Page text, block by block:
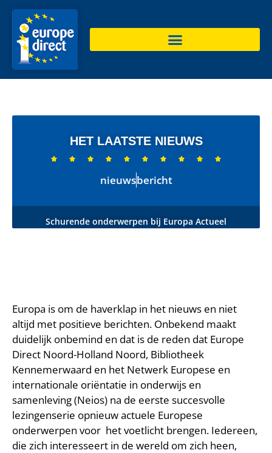
HET LAATSTE NIEUWS
         
nieuwsbericht
Schurende onderwerpen bij Europa Actueel
Europa is om de haverklap in het nieuws en niet
altijd met positieve berichten. Onbekend maakt
duidelijk onbemind en dat is de reden dat Europe
Direct Noord-Holland Noord, Bibliotheek
Kennemerwaard en het Netwerk Europese en
internationale oriëntatie in onderwijs en
samenleving (Neios) na de eerste succesvolle
lezingenserie opnieuw actuele Europese
onderwerpen voor het voetlicht brengen. Iedereen,
die zich interesseert in de wereld om zich heen,